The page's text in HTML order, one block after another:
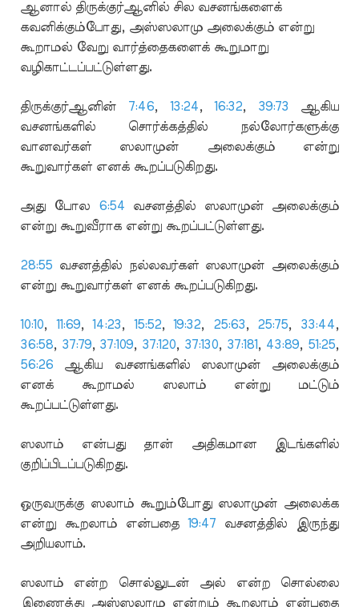
ஆனால் திருக்குர்ஆனில் சில வசனங்களைக்
கவனிக்கும்போது, அஸ்ஸலாமு அலைக்கும் என்று
கூறாமல் வேறு வார்த்தைகளைக் கூறுமாறு
வழிகாட்டப்பட்டுள்ளது.
திருக்குர்ஆனின் 7:46, 13:24,16:32, 39:73 ஆகிய
வசனங்களில் சொர்க்கத்தில் நல்லோர்களுக்கு
வானவர்கள் ஸலாமுன் அலைக்கும் என்று
கூறுவார்கள் எனக் கூறப்படுகிறது.
அது போல 6:54 வசனத்தில் ஸலாமுன் அலைக்கும்
என்று கூறுவீராக என்று கூறப்பட்டுள்ளது.
28:55 வசனத்தில் நல்லவர்கள் ஸலாமுன் அலைக்கும்
என்று கூறுவார்கள் எனக் கூறப்படுகிறது.
10:10, 11:69,14:23, 15:52,19:32, 25:63, 25:75, 33:44,
36:58, 37:79, 37:109, 37:120, 37:130, 37:181, 43:89, 51:25,
56:26 ஆகிய வசனங்களில் ஸலாமுன் அலைக்கும்
எனக் கூறாமல் ஸலாம் என்று மட்டும்
கூறப்பட்டுள்ளது.
ஸலாம் என்பது தான் அதிகமான இடங்களில்
குறிப்பிடப்படுகிறது.
ஒருவருக்கு ஸலாம் கூறும்போது ஸலாமுன் அலைக்க
என்று கூறலாம் என்பதை19:47 வசனத்தில் இருந்து
அறியலாம்.
ஸலாம் என்ற சொல்லுடன் அல் என்ற சொல்லை
இணைத்து அஸ்ஸலாமு என்றும் கூறலாம் என்பதை